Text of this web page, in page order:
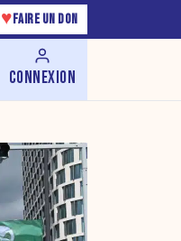
♥ FAIRE UN DON
CONNEXION